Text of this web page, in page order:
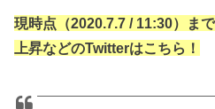
現時点（2020.7.7 / 11:30）ま
上昇などのTwitterはこちら！